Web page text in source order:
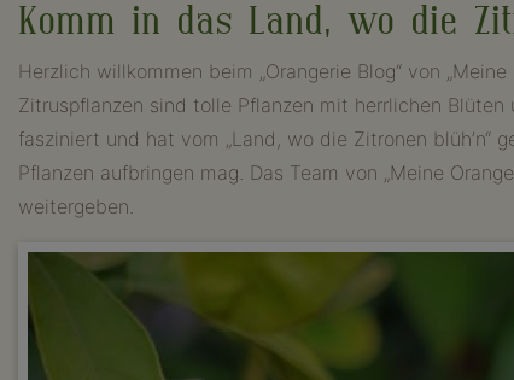
Komm in das Land, wo die
Herzlich willkommen beim „Orangerie Blog“ von
Zitruspflanzen sind tolle Pflanzen mit herrlichen
fasziniert und hat vom „Land, wo die Zitronen blüh’n“
Pflanzen aufbringen mag. Das Team von „Meine
weitergeben.